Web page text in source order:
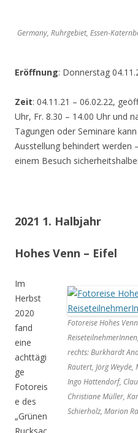
Germany, Ruhrgebiet, Essen-
Eröffnung: Donnerstag
Zeit: 04.11.21 – 06.02.22,
Uhr, Fr. 8.30 – 14.00 Uhr und
Tagungen oder Seminare
Ausstellung behindert werden
einem Besuch
2021 1. Halbjahr
Hohes Venn – Eifel
Fotoreise Hohes
rechts: Burkhardt
Rautert, Jörg
Ingo Hattendorf,
Christiane Müller,
Schierholz, Marion
Im
Herbst
2020
fand
eine
achttägi
ge
Fotoreis
e des
„Grünen